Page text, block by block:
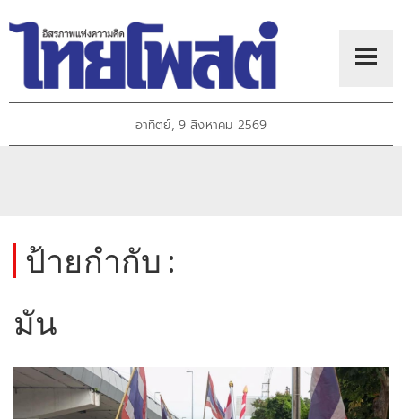
อาทิตย์, 9 สิงหาคม 2569
ป้ายกำกับ :
มัน